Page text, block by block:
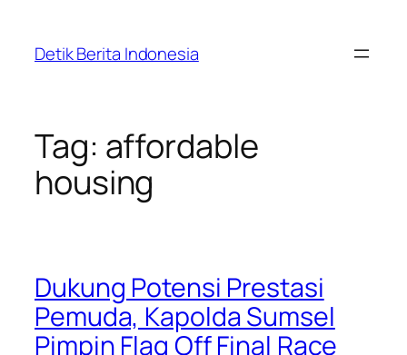
content
Detik Berita Indonesia
Tag: affordable
housing
Dukung Potensi Prestasi
Pemuda, Kapolda Sumsel
Pimpin Flag Off Final Race